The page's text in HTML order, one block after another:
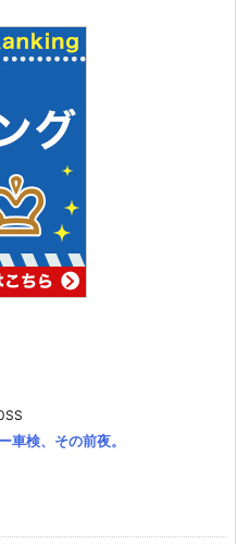
車検、その前夜。